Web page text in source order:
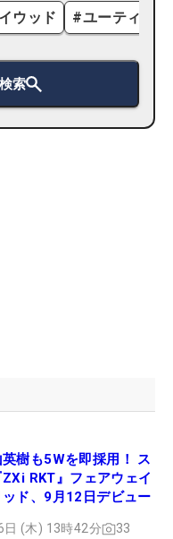
ウッド #ユーティリ
索
樹も5Wを即採用！ ス
ZXi RKT』フェアウェイ
ッド、9月12日デビュー
(木) 13時42分 33